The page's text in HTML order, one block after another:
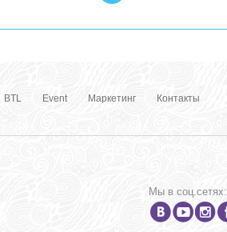
BTL Event Маркетинг Контакты
Мы в соц.сетях: